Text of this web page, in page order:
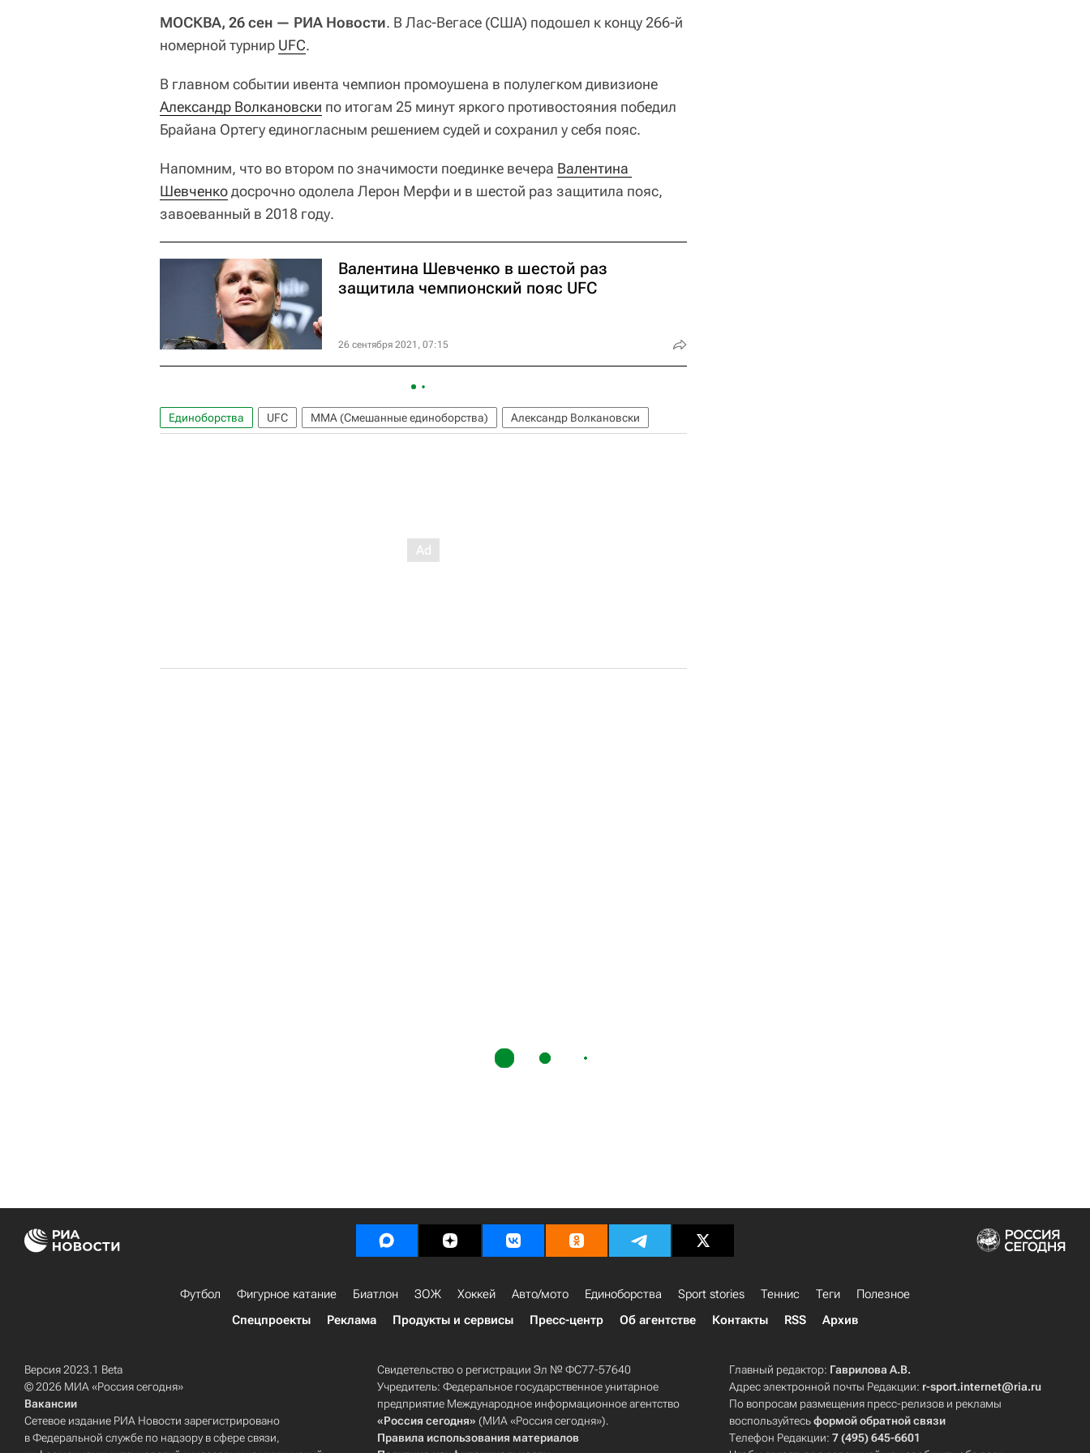
МОСКВА, 26 сен — РИА Новости. В Лас-Вегасе (США) подошел к концу 266-й
номерной турнир UFC.
В главном событии ивента чемпион промоушена в полулегком дивизионе
Александр Волкановски по итогам 25 минут яркого противостояния победил
Брайана Ортегу единогласным решением судей и сохранил у себя пояс.
Напомним, что во втором по значимости поединке вечера Валентина
Шевченкодосрочно одолела Лерон Мерфи и в шестой раз защитила пояс,
завоеванный в 2018 году.
Валентина Шевченко в шестой раз
защитила чемпионский пояс UFC
26 сентября 2021, 07:15
Единоборства UFC ММА (Смешанные единоборства) Александр Волкановски
Футбол Фигурное катание Биатлон ЗОЖ Хоккей Авто/мото Единоборства Sport stories Теннис Теги
Полезное
Спецпроекты
Реклама Продукты и сервисы Пресс-центр Об агентстве Контакты RSS Архив
Версия 2023.1 Beta
© 2026 МИА «Россия сегодня»
Вакансии
Сетевое издание РИА Новости зарегистрировано
в Федеральной службе по надзору в сфере связи,
Свидетельство о регистрации Эл № ФС77-57640
Учредитель: Федеральное государственное унитарное
предприятие Международное информационное агентство
«Россия сегодня» (МИА «Россия сегодня»).
Правила использования материалов
Главный редактор: Гаврилова А.В.
Адрес электронной почты Редакции: r-sport.internet@ria.ru
По вопросам размещения пресс-релизов и рекламы
воспользуйтесьформой обратной связи
Телефон Редакции:7 (495) 645-6601